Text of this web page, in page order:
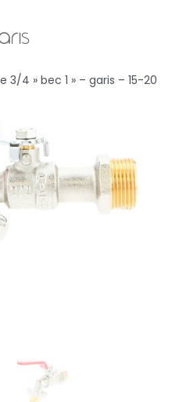
3/4 » bec 1 » – garis – 15-20